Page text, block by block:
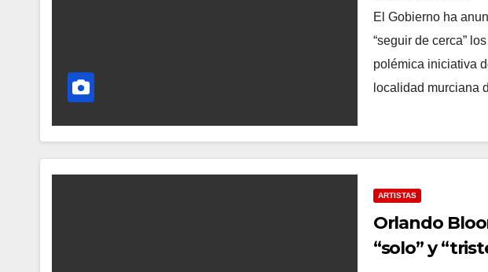
Islámicas en
El Gobierno ha
“seguir de cerca”
polémica iniciativa
localidad murciana
ARTISTAS
Orlando
“solo” y